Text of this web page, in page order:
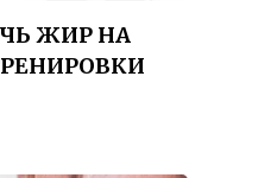
ЖИР НА